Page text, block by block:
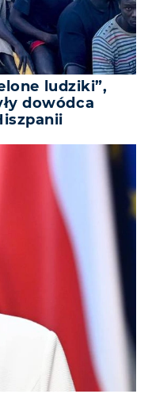
ludziki”,
dowódca